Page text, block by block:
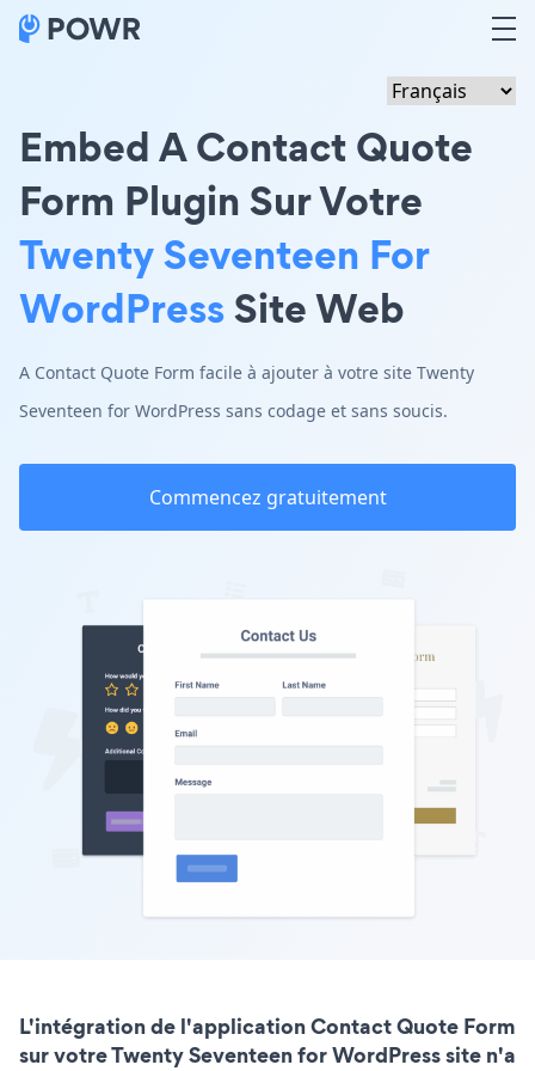
Embed A Contact Quote
Form Plugin Sur Votre
Twenty Seventeen For
WordPressSite Web
A Contact Quote Form facile à ajouter à votre site Twenty
Seventeen for WordPress sans codage et sans soucis.
Commencez gratuitement
L'intégration de l'application Contact Quote Form
sur votre Twenty Seventeen for WordPress site n'a